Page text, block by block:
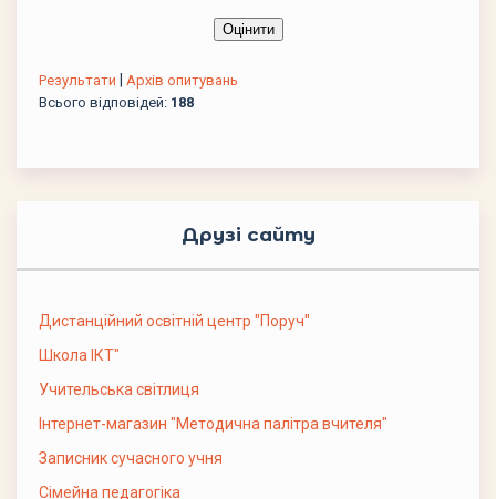
Результати
Архів опитувань
Всього відповідей: 188
Друзі сайту
Дистанційний освітній центр "Поруч"
Школа ІКТ"
Учительська світлиця
Інтернет-магазин "Методична палітра вчителя"
Записник сучасного учня
Сімейна педагогіка